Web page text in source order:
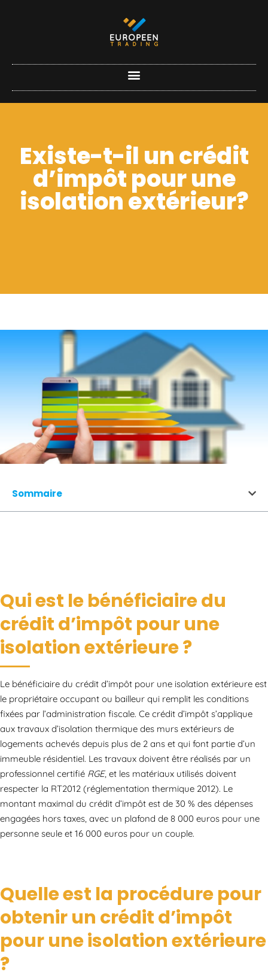
Existe-t-il un crédit
d’impôt pour une
isolation extérieur?
Sommaire
Qui est le bénéficiaire du
crédit d’impôt pour une
isolation extérieure ?
Le bénéficiaire du crédit d’impôt pour une isolation extérieure est
le propriétaire occupant ou bailleur qui remplit les conditions
fixées par l’administration fiscale. Ce crédit d’impôt s’applique
aux travaux d’isolation thermique des murs extérieurs de
logements achevés depuis plus de 2 ans et qui font partie d’un
immeuble résidentiel. Les travaux doivent être réalisés par un
professionnel certifié RGE, et les matériaux utilisés doivent
respecter la RT2012 (réglementation thermique 2012). Le
montant maximal du crédit d’impôt est de 30 % des dépenses
engagées hors taxes, avec un plafond de 8 000 euros pour une
personne seule et 16 000 euros pour un couple.
Quelle est la procédure pour
obtenir un crédit d’impôt
pour une isolation extérieure
?